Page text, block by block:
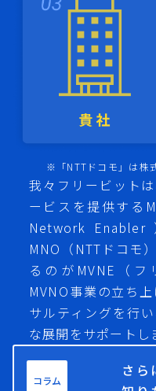
※「NTTドコモ」は株
我々フリービット
ービスを提供する
Network Enabler
MNO（NTTドコモ
るのがMVNE（
MVNO事業の立ち
サルティングを行
な展開をサポートし
コラム
さら